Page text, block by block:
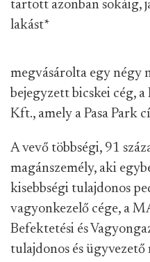
tartott azonban sokáig,
lakást*
megvásárolta egy négy
bejegyzett bicskei cég,
Kft., amely a Pasa Park
A vevő többségi, 91
magánszemély, aki
kisebbségi tulajdonos
vagyonkezelő cége, a
Befektetési és
tulajdonos és